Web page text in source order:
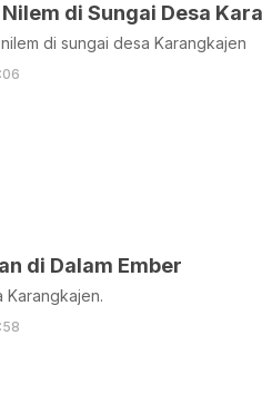
di Sungai Desa
di sungai desa Karangkajen
di Dalam Ember
Karangkajen.